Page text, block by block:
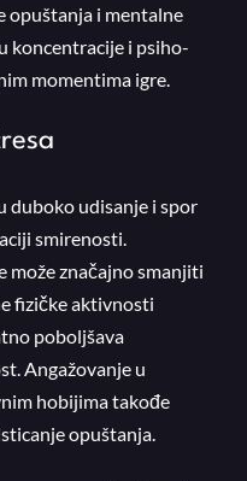
opuštanja i mentalne
koncentracije i psiho-
momentima igre.
duboko udisanje i spor
smirenosti.
može značajno smanjiti
fizičke aktivnosti
poboljšava
Angažovanje u
hobijima takođe
opuštanja.